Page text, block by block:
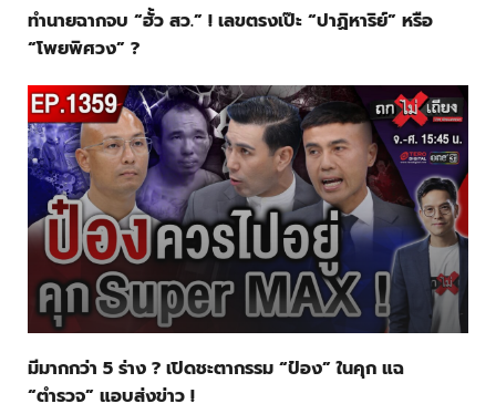
ทำนายฉากจบ “ฮั้ว สว.” ! เลขตรงเป๊ะ “ปาฏิหาริย์” หรือ
“โพยพิศวง” ?
มีมากกว่า 5 ร่าง ? เปิดชะตากรรม “ป๋อง” ในคุก แฉ
“ตำรวจ” แอบส่งข่าว !